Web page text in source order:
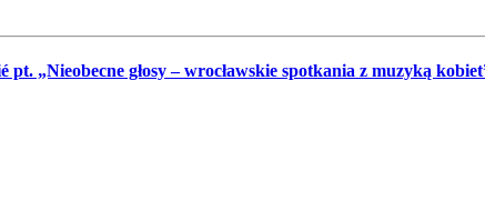
pt. „Nieobecne głosy – wrocławskie spotkania z muzyką